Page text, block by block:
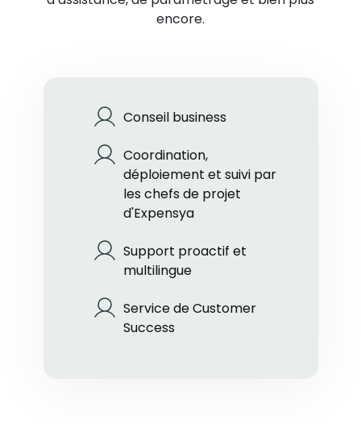
encore.
Conseil business
Coordination,
déploiement et suivi par
les chefs de projet
d'Expensya
Support proactif et
multilingue
Service de Customer
Success